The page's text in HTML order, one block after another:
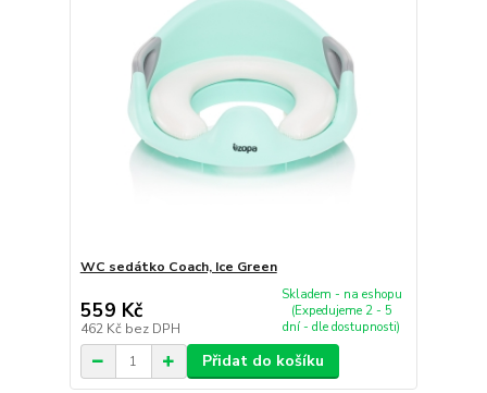
WC sedátko Coach, Ice Green
559 Kč
462 Kč bez DPH
Skladem - na eshopu
(Expedujeme 2 - 5
dní - dle dostupnosti)
Přidat do košíku